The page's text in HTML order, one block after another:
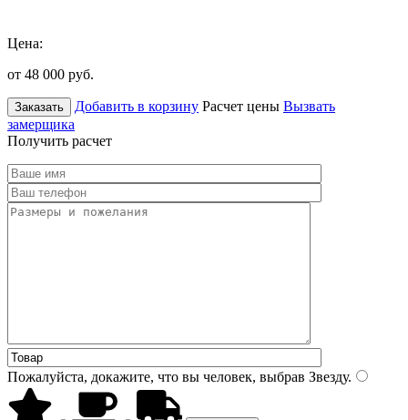
Цена:
от 48 000 руб.
Заказать Добавить в корзину Расчет цены Вызвать
замерщика
Получить расчет
Пожалуйста, докажите, что вы человек, выбрав Звезду.